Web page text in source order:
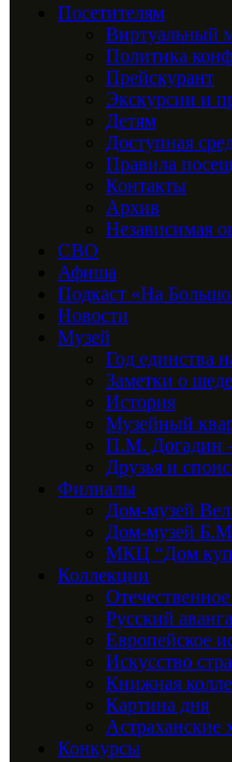
Посетителям
Виртуальный
Политика
Прейскурант
Экскурсии и
Детям
Доступная
Правила
Контакты
Архив
Независимая
СВО
Афиша
Подкаст «На
Новости
Музей
Год единства
Заметки о
История
Музейный
П.М. Догадин –
Друзья и
Филиалы
Дом-музей
Дом-музей
МКЦ “Дом
Коллекции
Русский
Европейское
Искусство
Книжная
Картина дня
Астраханские
Конкурсы